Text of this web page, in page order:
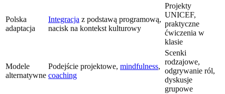
Polska
adaptacja
Integracja z podstawą programową,
nacisk na kontekst kulturowy
Projekty
UNICEF,
praktyczne
ćwiczenia w
klasie
Modele
alternatywne
Podejście projektowe, mindfulness,
coaching
Scenki
rodzajowe,
odgrywanie ról,
dyskusje
grupowe